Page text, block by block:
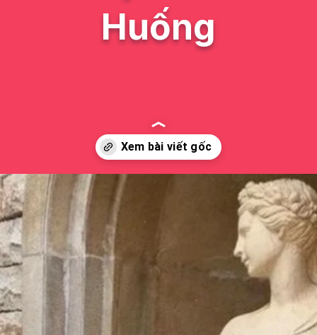
Huống
Đang mở https://issiloo.edu.vn/meme-va